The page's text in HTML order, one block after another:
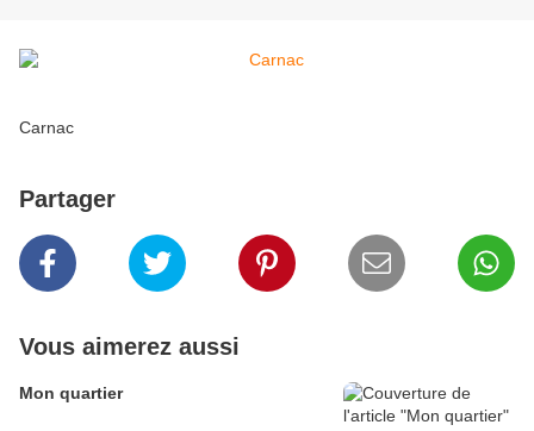
Carnac
Partager
Vous aimerez aussi
Mon quartier